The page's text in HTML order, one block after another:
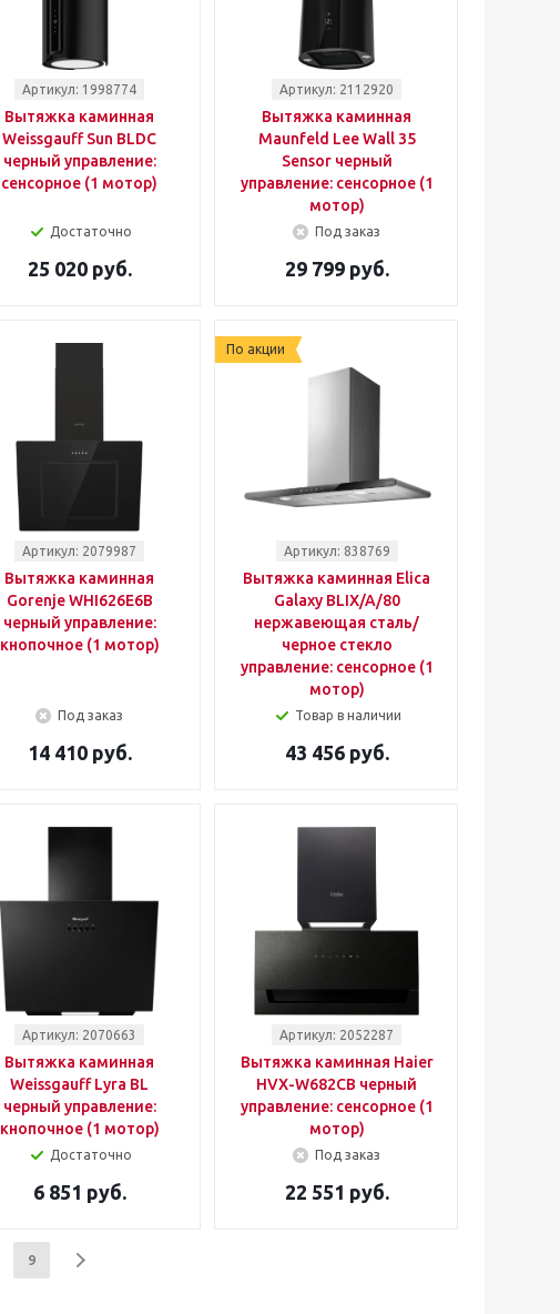
Артикул: 1998774
Вытяжка каминная
Weissgauff Sun BLDC
черный управление:
сенсорное (1 мотор)
Достаточно
25 020 руб.
Артикул: 2112920
Вытяжка каминная
Maunfeld Lee Wall 35
Sensor черный
управление: сенсорное (1
мотор)
Под заказ
29 799 руб.
Артикул: 2079987
Вытяжка каминная
Gorenje WHI626E6B
черный управление:
кнопочное (1 мотор)
Под заказ
14 410 руб.
По акции
Артикул: 838769
Вытяжка каминная Elica
Galaxy BLIX/A/80
нержавеющая сталь/
черное стекло
управление: сенсорное (1
мотор)
Товар в наличии
43 456 руб.
Артикул: 2070663
Вытяжка каминная
Weissgauff Lyra BL
черный управление:
кнопочное (1 мотор)
Достаточно
6 851 руб.
Артикул: 2052287
Вытяжка каминная Haier
HVX-W682CB черный
управление: сенсорное (1
мотор)
Под заказ
22 551 руб.
9